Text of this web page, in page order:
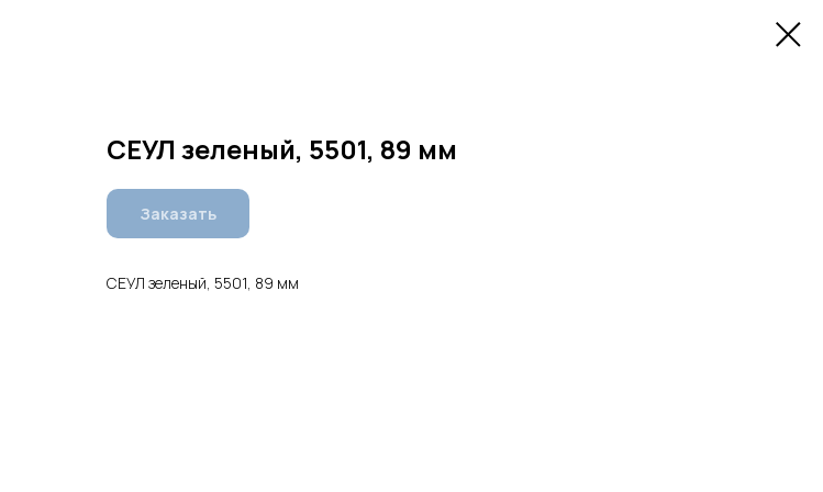
СЕУЛ зеленый, 5501, 89 мм
Заказать
СЕУЛ зеленый, 5501, 89 мм